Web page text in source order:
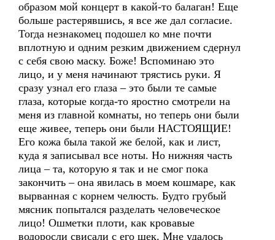
образом мой концерт в какой-то балаган! Еще
больше растерявшись, я все же дал согласие.
Тогда незнакомец подошел ко мне почти
вплотную и одним резким движением сдернул
с себя свою маску. Боже! Вспоминаю это
лицо, и у меня начинают трястись руки. Я
сразу узнал его глаза – это были те самые
глаза, которые когда-то яростно смотрели на
меня из главной комнаты, но теперь они были
еще живее, теперь они были НАСТОЯЩИЕ!
Его кожа была такой же белой, как и лист,
куда я записывал все ноты. Но нижняя часть
лица – та, которую я так и не смог пока
закончить – она явилась в моем кошмаре, как
вырванная с корнем челюсть. Будто грубый
мясник попытался разделать человеческое
лицо! Ошметки плоти, как кровавые
водоросли свисали с его щек. Мне удалось